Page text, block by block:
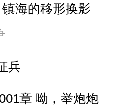
战前夕
煞星
的过招
龙出水
两重天
型士兵
任务：拆毁巨塔
：时空航船1
海的移形换影
区的人鱼
喂指挥官的环节
的时空
兵
章 呦，举炮炮